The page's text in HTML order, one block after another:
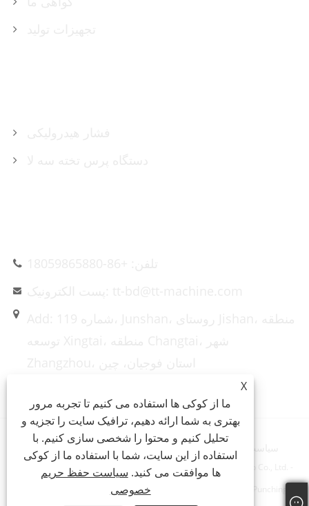
تجهیزات تولید
فشار هیدرولیکی
دستگاه پرس تخته سه لا
توسعه Xingtai، منطقه Changtai، شهر
Zhangzhou، استان فوجیان، چین
Links Sitemap RSS XML سیاست حفظ حریم خصوصی
Copyright © 2023 Xiamen Taitian Machinery Technology Group Co., Ltd. -
Hydraulic Forging Press, Composites Hydraulic Press, Metal Punching
X
ما از کوکی ها استفاده می کنیم تا تجربه مرور
بهتری به شما ارائه دهیم، ترافیک سایت را تجزیه و
تحلیل کنیم و محتوا را شخصی سازی کنیم. با
استفاده از این سایت، شما با استفاده ما از کوکی
ها موافقت می کنید. سیاست حفظ حریم
خصوصی